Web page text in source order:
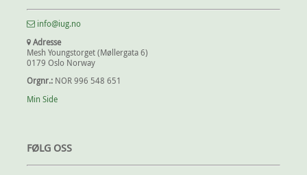
info@iug.no
Adresse
Mesh Youngstorget (Møllergata 6)
0179 Oslo Norway
Orgnr.: NOR 996 548 651
Min Side
FØLG OSS